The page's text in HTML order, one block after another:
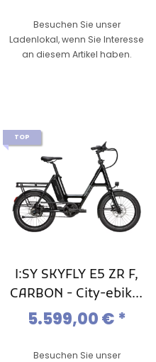
Besuchen Sie unser
Ladenlokal, wenn Sie Interesse
an diesem Artikel haben.
TOP
I:SY SKYFLY E5 ZR F,
CARBON - City-ebike,
Kompakt-Ebike, Mod.
5.599,00 € *
Besuchen Sie unser